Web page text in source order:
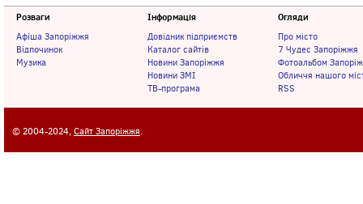
Розваги
Афіша Запоріжжя
Відпочинок
Музика
Інформація
Довідник підприємств
Каталог сайтів
Новини Запоріжжя
Новини ЗМІ
ТВ-програма
Огляди
Про місто
7 Чудес Запоріжжя
Фотоальбом
Обличчя нашого
RSS
© 2004-2024, Сайт Запоріжжя.